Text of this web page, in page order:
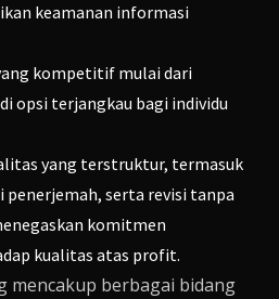
keamanan informasi
kompetitif mulai dari
opsi terjangkau bagi individu
yang terstruktur, termasuk
penerjemah, serta revisi tanpa
komitmen
kualitas atas profit.
mencakup berbagai bidang